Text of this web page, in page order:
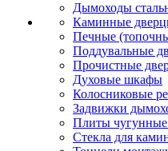
Дымоходы
Каминные
Печные
Поддувальные
Прочистные
Духовые шкафы
Колосниковые
Задвижки
Плиты чугунные
Стекла для